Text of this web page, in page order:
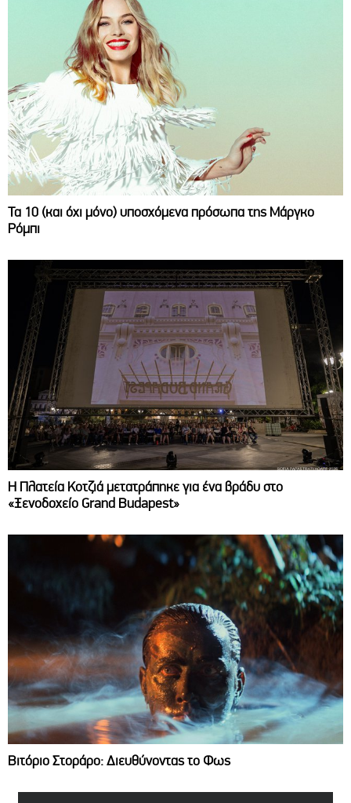
Τα 10 (και όχι μόνο) υποσχόμενα πρόσωπα της Μάργκο
Ρόμπι
Η Πλατεία Κοτζιά μετατράπηκε για ένα βράδυ στο
«Ξενοδοχείο Grand Budapest»
Βιτόριο Στοράρο: Διευθύνοντας το Φως